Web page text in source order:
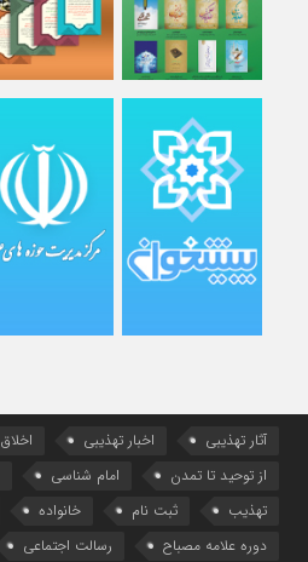
آثار تهذیبی اخبار تهذیبی اخلاق
از توحید تا تمدن
امام شناسی
تهذیب
ثبت نام خانواده
دوره علامه مصباح
رسالت اجتماعی